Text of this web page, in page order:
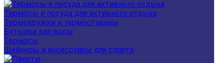
Термосы и посуда для активного отдыха
Термокружки и термостаканы
Бутылки для воды
Термосы
Шейкеры и аксессуары для спорта